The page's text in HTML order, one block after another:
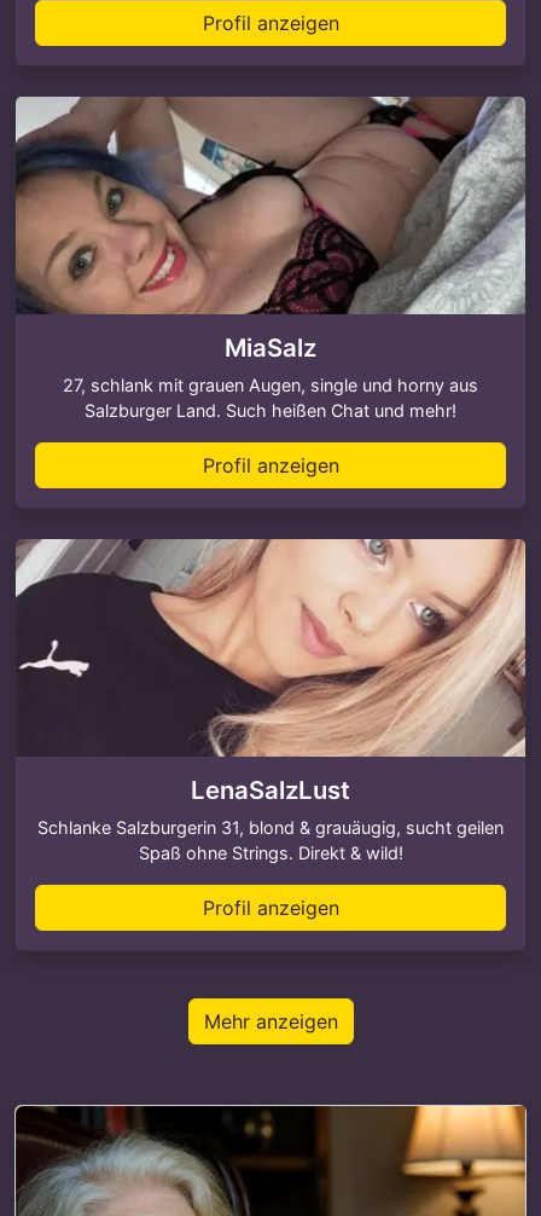
Profil anzeigen
MiaSalz
27, schlank mit grauen Augen, single und horny aus
Salzburger Land. Such heißen Chat und mehr!
Profil anzeigen
LenaSalzLust
Schlanke Salzburgerin 31, blond & grauäugig, sucht geilen
Spaß ohne Strings. Direkt & wild!
Profil anzeigen
Mehr anzeigen